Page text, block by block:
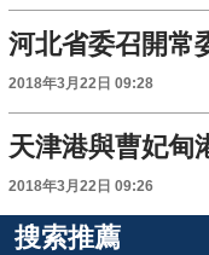
2018年3月22日 09:28
天津港與曹妃甸
2018年3月22日 09:26
搜索推薦